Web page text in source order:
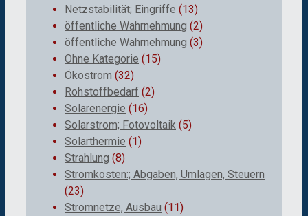
Netzstabilität; Eingriffe (13)
öffentliche Wahrnehmung (2)
öffentliche Wahrnehmung (3)
Ohne Kategorie (15)
Ökostrom (32)
Rohstoffbedarf (2)
Solarenergie (16)
Solarstrom; Fotovoltaik (5)
Solarthermie (1)
Strahlung (8)
Stromkosten:; Abgaben, Umlagen, Steuern
(23)
Stromnetze, Ausbau (11)